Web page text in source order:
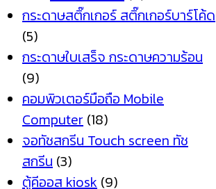
กระดาษสติ๊กเกอร์ สติ๊กเกอร์บาร์โค้ด
(5)
กระดาษใบเสร็จ กระดาษความร้อน
(9)
คอมพิวเตอร์มือถือ Mobile
Computer (18)
จอทัชสกรีน Touch screen ทัช
สกรีน (3)
ตู้คีออส kiosk (9)